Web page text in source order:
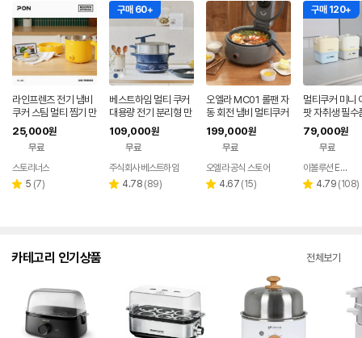
라인프렌즈 전기 냄비
쿠커 스팀 멀티 찜기 만
능 스마트 샐리
25,000원
무료
스토리너스
별 5 리
(7)
구매 60+
베스트하임 멀티 쿠커
대용량 전기 분리형 만
능 스텐 전골 냄비 찜기
ESR-TG60
109,000원
무료
주식회사 베스트하임
별 4.78 리
(89)
오엘라 MC01 롤팬 자
동 회전 냄비 멀티쿠커
199,000원
무료
오엘라 공식 스토어
별 4.67 리
(15)
구매 120+
멀티쿠커 미니
팟 자취생 필수
용 전기 냄비
캠핑
79,000원
무료
이볼루션 EVolution
별 4.79 리
(108)
카테고리 인기상품 전체보기